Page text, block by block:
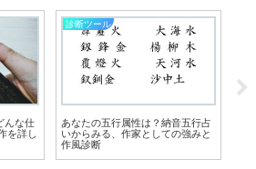
武道のこと
刀身が鞘から簡単に抜けないのは
なぜ？ 刀を鞘に固定する小さな部
品、“鎺（はばき）”を解説！